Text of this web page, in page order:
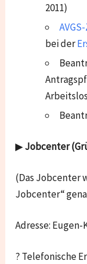
2011)
bei der
▶Jobcenter
(Das Jobcenter
Jobcenter“
Adresse: Eugen-
? Telefonische